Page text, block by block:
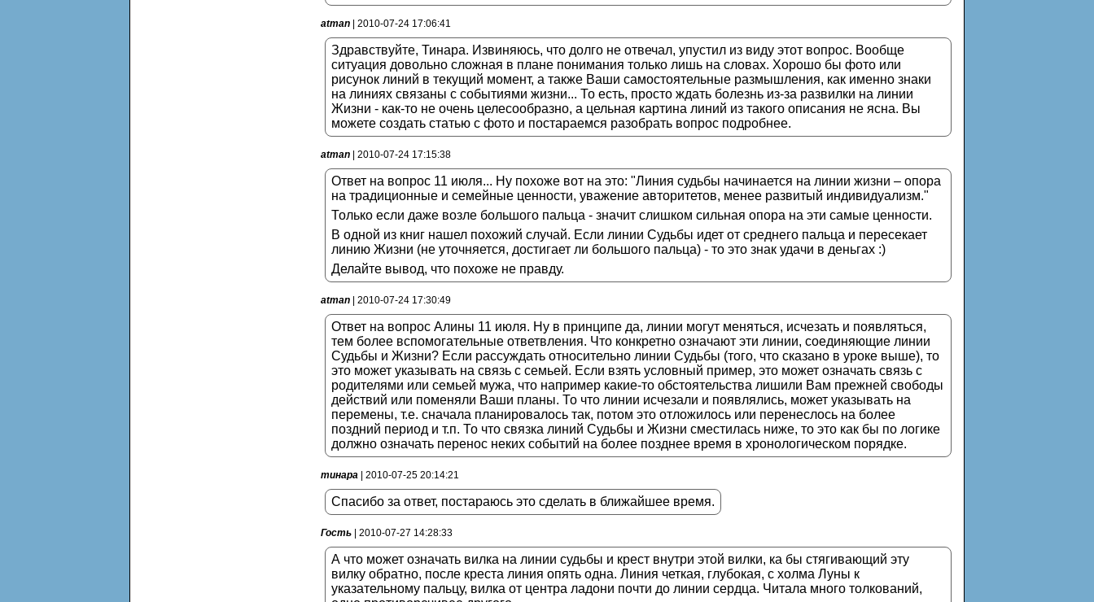
atman | 2010-07-24 17:06:41
Здравствуйте, Тинара. Извиняюсь, что долго не отвечал, упустил из виду этот вопрос. Вообще
ситуация довольно сложная в плане понимания только лишь на словах. Хорошо бы фото или
рисунок линий в текущий момент, а также Ваши самостоятельные размышления, как именно знаки
на линиях связаны с событиями жизни... То есть, просто ждать болезнь из-за развилки на линии
Жизни - как-то не очень целесообразно, а цельная картина линий из такого описания не ясна. Вы
можете создать статью с фото и постараемся разобрать вопрос подробнее.
atman | 2010-07-24 17:15:38
Ответ на вопрос 11 июля... Ну похоже вот на это: "Линия судьбы начинается на линии жизни – опора
на традиционные и семейные ценности, уважение авторитетов, менее развитый индивидуализм."
Только если даже возле большого пальца - значит слишком сильная опора на эти самые ценности.
В одной из книг нашел похожий случай. Если линии Судьбы идет от среднего пальца и пересекает
линию Жизни (не уточняется, достигает ли большого пальца) - то это знак удачи в деньгах :)
Делайте вывод, что похоже не правду.
atman | 2010-07-24 17:30:49
Ответ на вопрос Алины 11 июля. Ну в принципе да, линии могут меняться, исчезать и появляться,
тем более вспомогательные ответвления. Что конкретно означают эти линии, соединяющие линии
Судьбы и Жизни? Если рассуждать относительно линии Судьбы (того, что сказано в уроке выше), то
это может указывать на связь с семьей. Если взять условный пример, это может означать связь с
родителями или семьей мужа, что например какие-то обстоятельства лишили Вам прежней свободы
действий или поменяли Ваши планы. То что линии исчезали и появлялись, может указывать на
перемены, т.е. сначала планировалось так, потом это отложилось или перенеслось на более
поздний период и т.п. То что связка линий Судьбы и Жизни сместилась ниже, то это как бы по логике
должно означать перенос неких событий на более позднее время в хронологическом порядке.
тинара | 2010-07-25 20:14:21
Спасибо за ответ, постараюсь это сделать в ближайшее время.
Гость | 2010-07-27 14:28:33
А что может означать вилка на линии судьбы и крест внутри этой вилки, ка бы стягивающий эту
вилку обратно, после креста линия опять одна. Линия четкая, глубокая, с холма Луны к
указательному пальцу, вилка от центра ладони почти до линии сердца. Читала много толкований,